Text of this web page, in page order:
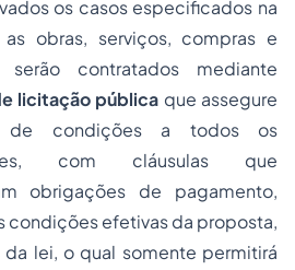
os casos especificados na
as obras, serviços, compras e
serão contratados mediante
licitação pública que assegure
de condições a todos os
com cláusulas que
obrigações de pagamento,
condições efetivas da proposta,
da lei, o qual somente permitirá